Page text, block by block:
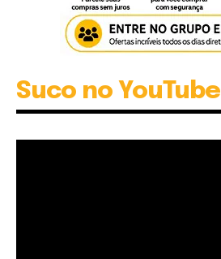
Suco no YouTube